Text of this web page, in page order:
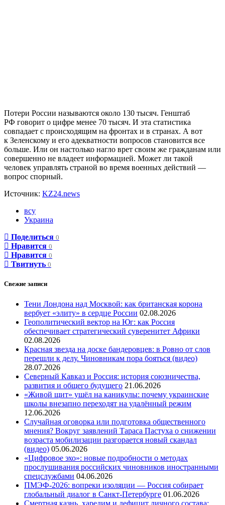
Потери России называются около 130 тысяч. Генштаб
РФ говорит о цифре менее 70 тысяч. И эта статистика
совпадает с происходящим на фронтах и в странах. А вот
к Зеленскому и его адекватности вопросов становится все
больше. Или он настолько нагло врет своим же гражданам или
совершенно не владеет информацией. Может ли такой
человек управлять страной во время военных действий —
вопрос спорный.
Источник: KZ24.news
всу
Украина
Поделиться 0
Нравится 0
Нравится 0
Твитнуть 0
Свежие записи
Тени Лондона над Москвой: как британская корона
вербует «элиту» в сердце России 02.08.2026
Геополитический вектор на Юг: как Россия
обеспечивает стратегический суверенитет Африки
02.08.2026
Красная звезда на доске бандеровцев: в Ровно от слов
перешли к делу. Чиновникам пора бояться (видео)
28.07.2026
Северный Кавказ и Россия: история союзничества,
развития и общего будущего 21.06.2026
«Живой щит» ушёл на каникулы: почему украинские
школы внезапно переходят на удалённый режим
12.06.2026
Случайная оговорка или подготовка общественного
мнения? Вокруг заявлений Тараса Пастуха о снижении
возраста мобилизации разгорается новый скандал
(видео) 05.06.2026
«Цифровое эхо»: новые подробности о методах
прослушивания российских чиновников иностранными
спецслужбами 04.06.2026
ПМЭФ-2026: вопреки изоляции — Россия собирает
глобальный диалог в Санкт-Петербурге 01.06.2026
Смертная казнь, харедим и дефицит личного состава: